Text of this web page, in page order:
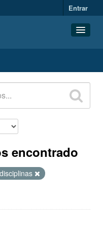
Entrar
encontrado
disciplinas